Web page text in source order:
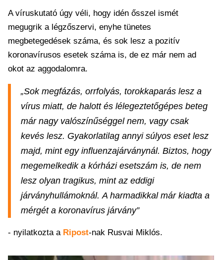
A víruskutató úgy véli, hogy idén ősszel ismét
megugrik a légzőszervi, enyhe tünetes
megbetegedések száma, és sok lesz a pozitív
koronavírusos esetek száma is, de ez már nem ad
okot az aggodalomra.
„Sok megfázás, orrfolyás, torokkaparás lesz a
vírus miatt, de halott és lélegeztetőgépes beteg
már nagy valószínűséggel nem, vagy csak
kevés lesz. Gyakorlatilag annyi súlyos eset lesz
majd, mint egy influenzajárványnál. Biztos, hogy
megemelkedik a kórházi esetszám is, de nem
lesz olyan tragikus, mint az eddigi
járványhullámoknál. A harmadikkal már kiadta a
mérgét a koronavírus járvány”
- nyilatkozta a Ripost-nak Rusvai Miklós.